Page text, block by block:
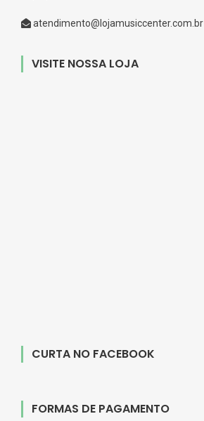
atendimento@lojamusiccenter.com.br
VISITE NOSSA LOJA
CURTA NO FACEBOOK
FORMAS DE PAGAMENTO